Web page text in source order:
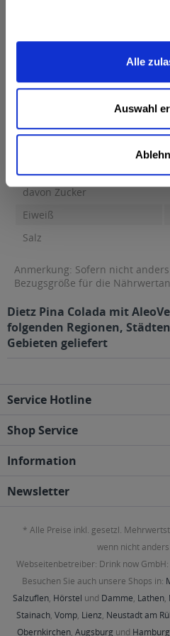
Alle
Auswahl
Erwin Dietz GmbH, Erwin Dietz
Brennwert 53 kcal / 226 kJ Fett
davon Zucker
Eiweiß
Salz
Anmerkung: Sofern nicht
Bezugsgröße für die
Dietz Pina Colada mit
folgenden Regionen,
Gebieten geliefert
Service Hotline
Shop Service
Information
Newsletter
* Alle Preise inkl. gesetzl.
wenn nicht
Webseitenbetreiber: Drink now GmbH:
Besuchen Sie auch unsere Shops in:
Salzuflen, Hörstel und Damme, Lathen,
Stainach, Vomp, Lienz, Neustadt am
Obernkirchen, Augsburg und Hamburg